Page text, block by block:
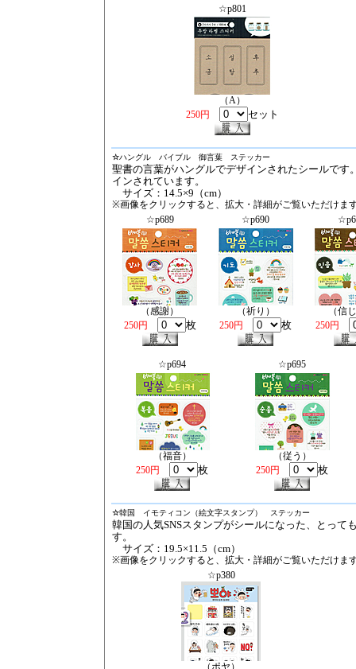
☆p801
（A）
250円
セット
☆ハングル バイブル 御言葉 ステッカー
聖書の言葉がハングルでデザインされたシールで
インされています。
サイズ：14.5×9（cm）
※画像をクリックすると、拡大・詳細がご覧いただけま
☆p689
☆p690
（感謝） （祈り）
（信
250円
枚 250円 枚 250円
☆p694 ☆p695
（福音）
（従う）
250円
枚 250円 枚
☆韓国 イモティコン（絵文字スタンプ） ステッカー
韓国の人気SNSスタンプがシールになった、とっ
す。
サイズ：19.5×11.5（cm）
※画像をクリックすると、拡大・詳細がご覧いただけま
☆p380
（ポヤ）